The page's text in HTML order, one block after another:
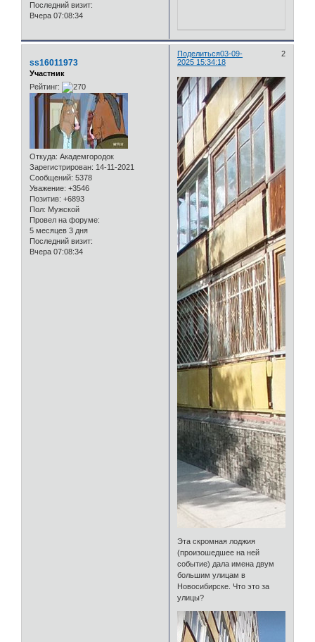
Последний визит:
Вчера 07:08:34
Поделиться 2
03-09-
2025 15:34:18
ss16011973
Участник
Рейтинг:
Откуда: Академгородок
Зарегистрирован: 14-11-2021
Сообщений: 5378
Уважение: +3546
Позитив: +6893
Пол: Мужской
Провел на форуме:
5 месяцев 3 дня
Последний визит:
Вчера 07:08:34
Эта скромная лоджия
(произошедшее на ней
событие) дала имена двум
большим улицам в
Новосибирске. Что это за
улицы?